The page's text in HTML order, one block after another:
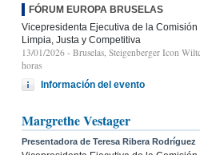
FÓRUM EUROPA BRUSELAS
Vicepresidenta Ejecutiva de la
Limpia, Justa y Competitiva
13/01/2026 - Bruselas, Steigenberger Icon
horas
Información del evento
Margrethe Vestager
Presentadora de Teresa Ribera Rodríguez